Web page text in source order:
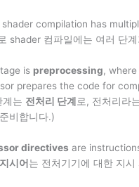
compilation has
shader 컴파일에는 여러 단
is preprocessing,
prepares the code for
계는 전처리 단계 로, 전처리라
비합니다.)
directives are
시어 는 전처기기에 대한 지시